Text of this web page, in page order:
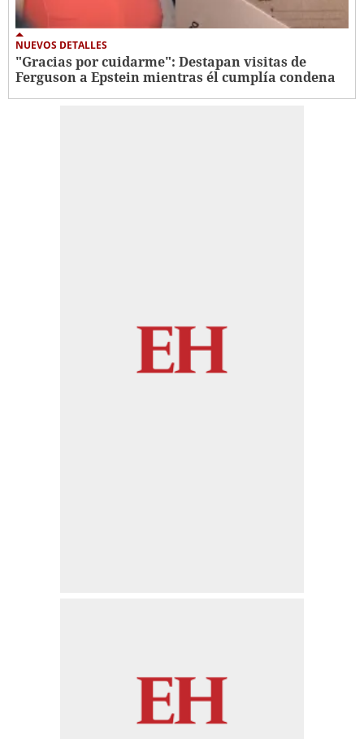
NUEVOS DETALLES
"Gracias por cuidarme": Destapan visitas de
Ferguson a Epstein mientras él cumplía condena